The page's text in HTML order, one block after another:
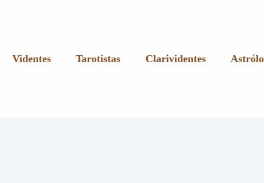
Videntes Tarotistas Clarividentes